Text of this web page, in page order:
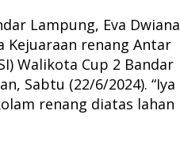
Lampung, Eva Dwiana
renang Antar
Walikota Cup 2 Bandar
Sabtu (22/6/2024). “Iya
renang diatas lahan